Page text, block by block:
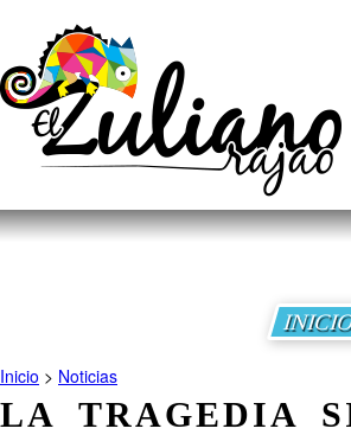
Inicio > Noticias
LA TRAGEDIA